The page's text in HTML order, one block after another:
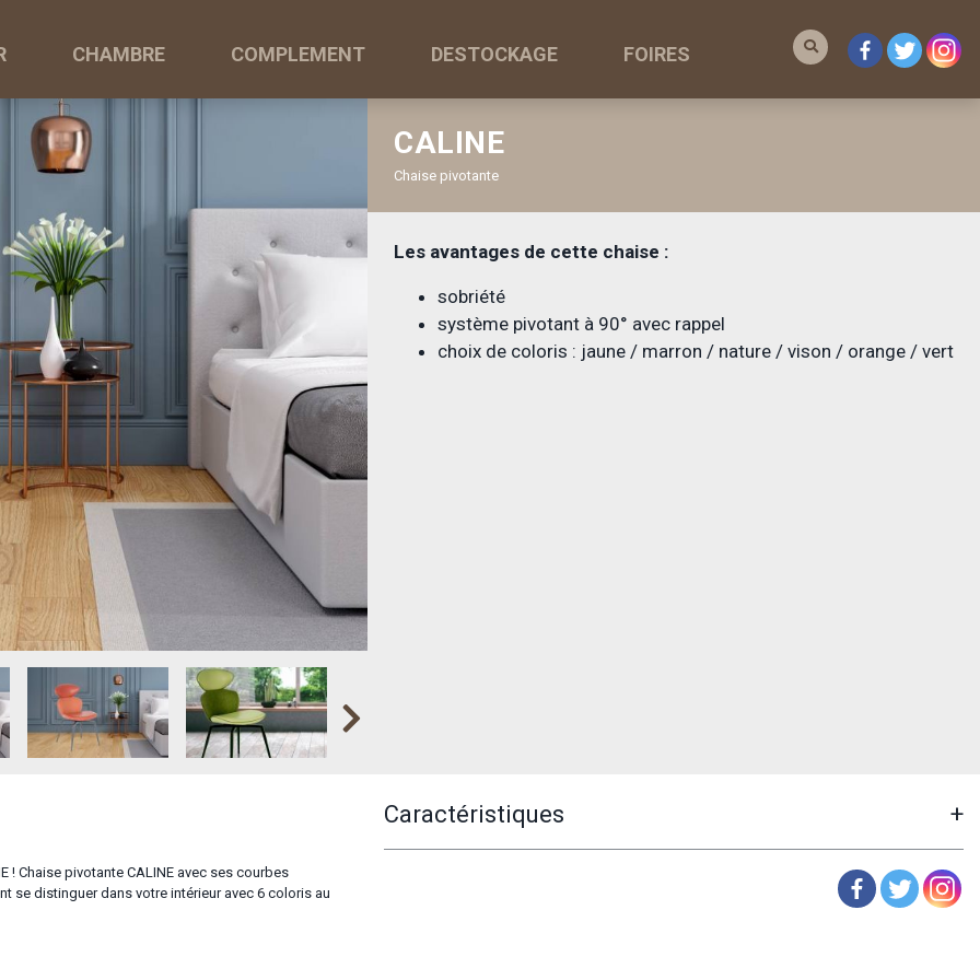
CHAMBRE COMPLEMENT DESTOCKAGE FOIRES
CALINE
Chaise pivotante
Les avantages de cette chaise :
sobriété
système pivotant à 90° avec rappel
choix de coloris : jaune / marron / nature / vison / orange / vert
! Chaise pivotante CALINE avec ses courbes
se distinguer dans votre intérieur avec 6 coloris au
Caractéristiques +